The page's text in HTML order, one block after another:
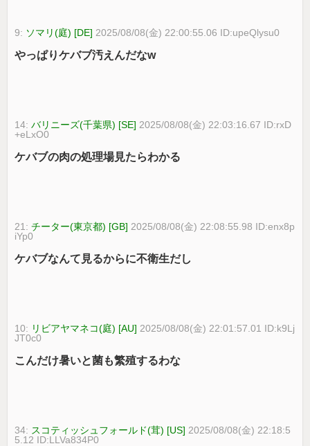
9: ソマリ(庭) [DE] 2025/08/08(金) 22:00:55.06 ID:upeQlysu0
やっぱりケバブ汚えんだなw
14:バリニーズ(千葉県) [SE] 2025/08/08(金) 22:03:16.67 ID:rxD
+eLxO0
ケバブの肉の処理場見たらわかる
21:チーター(東京都) [GB] 2025/08/08(金) 22:08:55.98 ID:enx8p
iYp0
ケバブなんて見るからに不衛生だし
10: リビアヤマネコ(庭) [AU] 2025/08/08(金) 22:01:57.01 ID:k9Lj
JT0c0
こんだけ暑いと菌も繁殖するわな
34: スコティッシュフォールド(茸) [US] 2025/08/08(金) 22:18:5
5.12 ID:LLVa834P0